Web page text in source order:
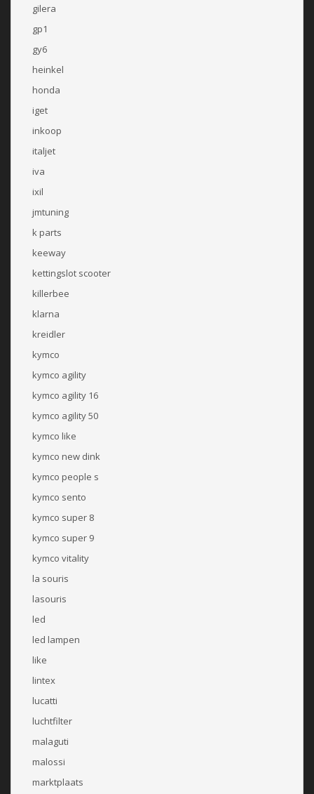
gilera
gp1
gy6
heinkel
honda
iget
inkoop
italjet
iva
ixil
jmtuning
k parts
keeway
kettingslot scooter
killerbee
klarna
kreidler
kymco
kymco agility
kymco agility 16
kymco agility 50
kymco like
kymco new dink
kymco people s
kymco sento
kymco super 8
kymco super 9
kymco vitality
la souris
lasouris
led
led lampen
like
lintex
lucatti
luchtfilter
malaguti
malossi
marktplaats